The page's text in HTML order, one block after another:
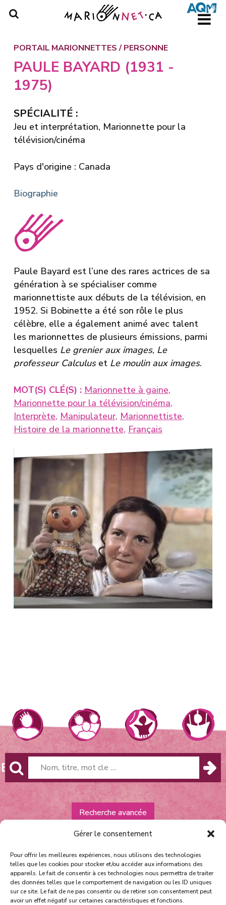
Gérer le consentement
Pour offrir les meilleures expériences, nous utilisons des technologies
telles que les cookies pour stocker et/ou accéder aux informations des
appareils. Le fait de consentir à ces technologies nous permettra de traiter
des données telles que le comportement de navigation ou les ID uniques
sur ce site. Le fait de ne pas consentir ou de retirer son consentement peut
avoir un effet négatif sur certaines caractéristiques et fonctions.
Skip
content
PORTAIL MARIONNETTES/PERSONNE
PAULE BAYARD (1931 -
1975)
SPÉCIALITÉ :
Jeu et interprétation, Marionnette pour la
télévision/cinéma
Pays d'origine : Canada
Biographie
Paule Bayard est l’une des rares actrices de sa
génération à se spécialiser comme
marionnettiste aux débuts de la télévision, en
1952. Si Bobinette a été son rôle le plus
célèbre, elle a également animé avec talent
les marionnettes de plusieurs émissions, parmi
lesquelles Le grenier aux images, Le
professeur Calculuset Le moulin aux images.
MOT(S) CLÉ(S) : Marionnette à gaine,
Marionnette pour la télévision/cinéma,
Interprète, Manipulateur, Marionnettiste,
Histoire de la marionnette, Français
Recherche avancée